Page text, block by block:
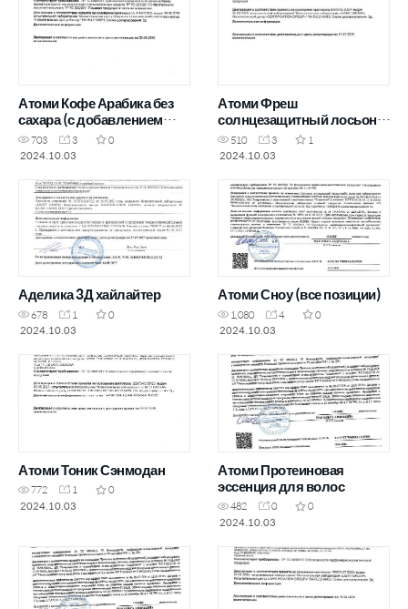
Атоми Кофе Арабика без
сахара (с добавлением
стевии)
703 3
0
2024.10.03
Атоми Фреш
солнцезащитный лосьон
для тела
510 3
1
2024.10.03
Аделика 3Д хайлайтер
678 1
0
2024.10.03
Атоми Сноу (все позиции)
1,080 4
0
2024.10.03
Атоми Тоник Сэнмодан
772 1
0
2024.10.03
Атоми Протеиновая
эссенция для волос
482 0
0
2024.10.03